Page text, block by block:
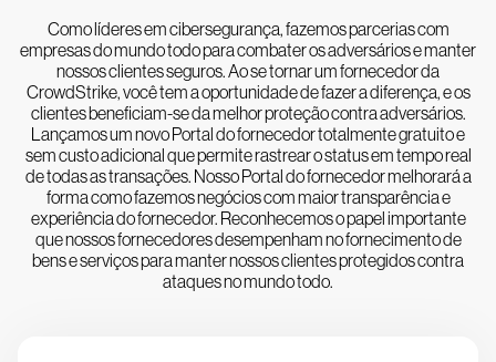
Como líderes em cibersegurança, fazemos parcerias com
empresas do mundo todo para combater os adversários e manter
nossos clientes seguros. Ao se tornar um fornecedor da
CrowdStrike, você tem a oportunidade de fazer a diferença, e os
clientes beneficiam-se da melhor proteção contra adversários.
Lançamos um novo Portal do fornecedor totalmente gratuito e
sem custo adicional que permite rastrear o status em tempo real
de todas as transações. Nosso Portal do fornecedor melhorará a
forma como fazemos negócios com maior transparência e
experiência do fornecedor. Reconhecemos o papel importante
que nossos fornecedores desempenham no fornecimento de
bens e serviços para manter nossos clientes protegidos contra
ataques no mundo todo.